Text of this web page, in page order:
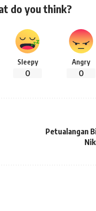
do you think?
Sleepy
0
Angry
0
Petualangan